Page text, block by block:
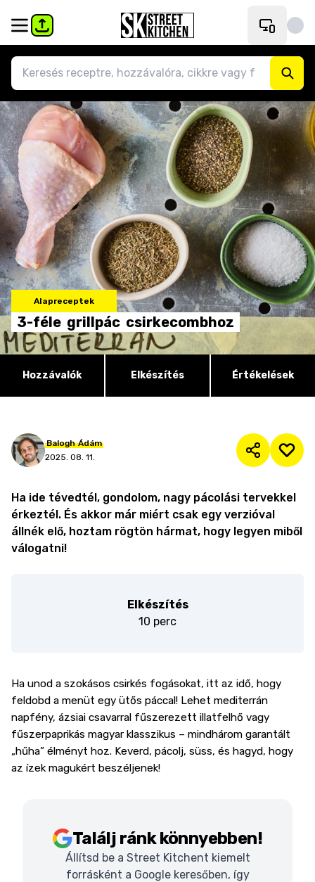
Alapreceptek
3-féle grillpác csirkecombhoz
Hozzávalók Elkészítés Értékelések
Balogh Ádám
2025. 08. 11.
Ha ide tévedtél, gondolom, nagy pácolási tervekkel
érkeztél. És akkor már miért csak egy verzióval
állnék elő, hoztam rögtön hármat, hogy legyen miből
válogatni!
Elkészítés
10 perc
Ha unod a szokásos csirkés fogásokat, itt az idő, hogy
feldobd a menüt egy ütős páccal! Lehet mediterrán
napfény, ázsiai csavarral fűszerezett illatfelhő vagy
fűszerpaprikás magyar klasszikus – mindhárom garantált
„hűha” élményt hoz. Keverd, pácolj, süss, és hagyd, hogy
az ízek magukért beszéljenek!
Találj ránk könnyebben!
Állítsd be a Street Kitchent kiemelt
forrásként a Google keresőben, így